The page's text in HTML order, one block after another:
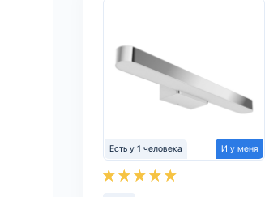
Есть у 1 человека И у меня